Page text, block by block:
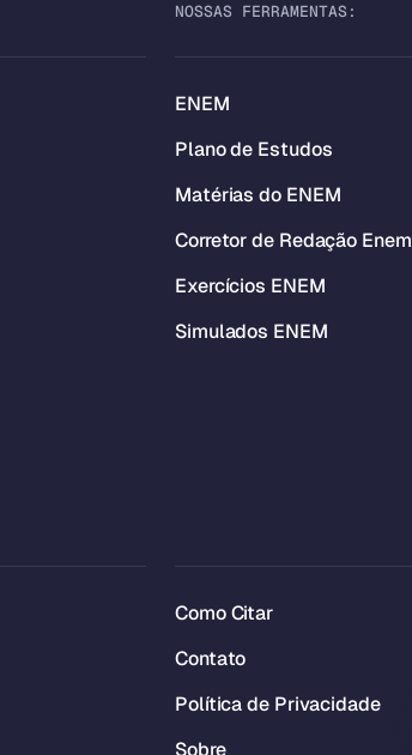
NOSSAS FERRAMENTAS:
ENEM
Plano de Estudos
Matérias do ENEM
Corretor de Redação Enem
Exercícios ENEM
Simulados ENEM
Como Citar
Contato
Política de Privacidade
Sobre